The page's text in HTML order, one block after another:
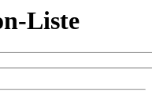
Liste